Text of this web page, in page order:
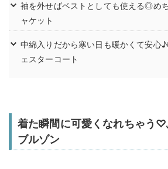
袖を外せばベストとしても使える◎め
ャケット
中綿入りだから寒い日も暖かくて安心
ェスターコート
着た瞬間に可愛くなれちゃう
ブルゾン